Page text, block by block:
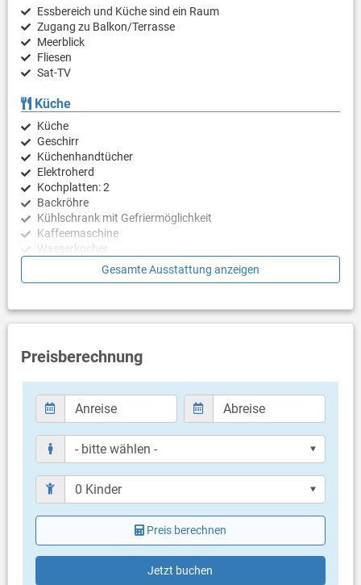
Der Kiesstrand und das Meer sind 20 m entfernt. Restaurant,
Geschäft und Zentrum sind 200 m von dem Apartment entfernt.
Essbereich und Küche sind ein Raum
Zugang zu Balkon/Terrasse
Meerblick
Fliesen
Sat-TV
Küche
Küche
Geschirr
Küchenhandtücher
Elektroherd
Kochplatten: 2
Backröhre
Kühlschrank mit Gefriermöglichkeit
Kaffeemaschine
Wasserkocher
Schlafzimmer
Meerblick, Parkett
Schlafzimmer mit 2 Einzelbetten, Zugang zu
Badezimmer
Bad mit WC, Badewanne
Balkon & Terrasse
eigener Balkon
überdacht
Meerblick
Sonnenschirm
Balkongröße: 15 m²
Gesamte Ausstattung anzeigen
Preisberechnung
Preis berechnen
Jetzt buchen